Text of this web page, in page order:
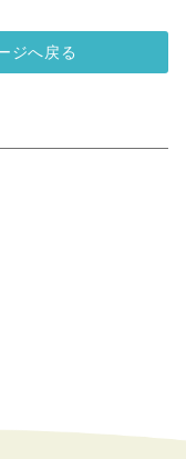
ジへ戻る